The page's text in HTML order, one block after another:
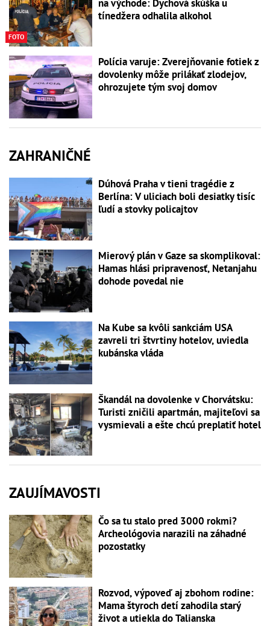
FOTO
na východe: Dychová skúška u
tínedžera odhalila alkohol
Polícia varuje: Zverejňovanie fotiek z
dovolenky môže prilákať zlodejov,
ohrozujete tým svoj domov
ZAHRANIČNÉ
Dúhová Praha v tieni tragédie z
Berlína: V uliciach boli desiatky tisíc
ľudí a stovky policajtov
Mierový plán v Gaze sa skomplikoval:
Hamas hlási pripravenosť, Netanjahu
dohode povedal nie
Na Kube sa kvôli sankciám USA
zavreli tri štvrtiny hotelov, uviedla
kubánska vláda
Škandál na dovolenke v Chorvátsku:
Turisti zničili apartmán, majiteľovi sa
vysmievali a ešte chcú preplatiť hotel
ZAUJÍMAVOSTI
Čo sa tu stalo pred 3000 rokmi?
Archeológovia narazili na záhadné
pozostatky
Rozvod, výpoveď aj zbohom rodine:
Mama štyroch detí zahodila starý
život a utiekla do Talianska